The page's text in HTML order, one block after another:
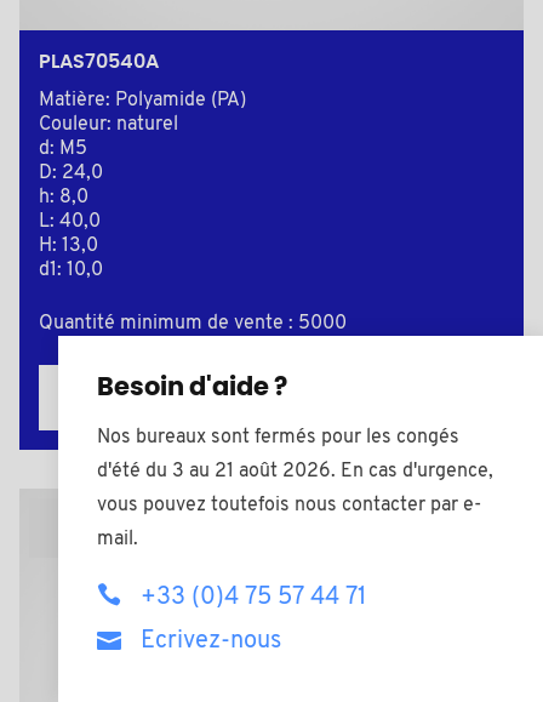
PLAS70540A
Matière: Polyamide (PA)
Couleur: naturel
d: M5
D: 24,0
h: 8,0
L: 40,0
H: 13,0
d1: 10,0
Quantité minimum de vente : 5000
Ajouter au devis
Besoin d'aide ?
Nos bureaux sont fermés pour les congés
d'été du 3 au 21 août 2026. En cas d'urgence,
vous pouvez toutefois nous contacter par e-
mail.
+33 (0)4 75 57 44 71
Ecrivez-nous